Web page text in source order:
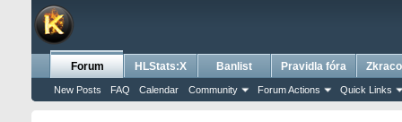
Forum
New Posts FAQ Calendar Community Forum Actions Quick Links
HLStats:X Banlist Pravidla fóra